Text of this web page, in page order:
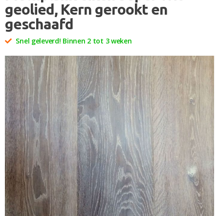
geolied, Kern gerookt en
geschaafd
Snel geleverd! Binnen 2 tot 3 weken
Ga
naar
het
einde
van
de
afbeeldingen-
gallerij